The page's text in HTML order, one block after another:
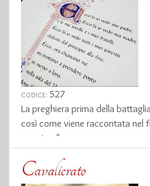
CODICE: 527
La preghiera prima della
così come viene raccontata nel
guerriero"
Cavalierato